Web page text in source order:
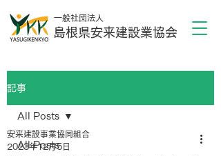
島根県安来建設業協会
一般社団法人
記事
All Posts
All Posts
安来建設事業協同組合
2023年12月5日